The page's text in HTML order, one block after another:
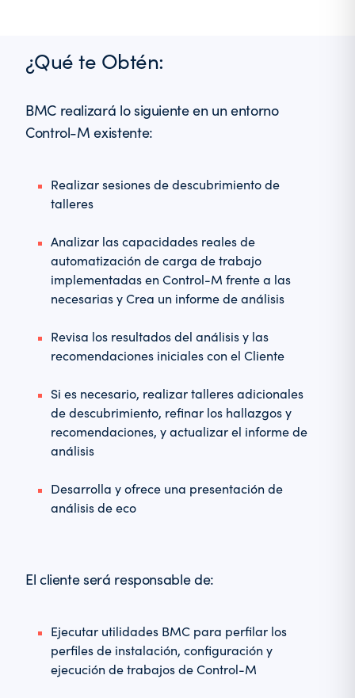
¿Qué te Obtén:
BMC realizará lo siguiente en un entorno
Control-M existente:
Realizar sesiones de descubrimiento de
talleres
Analizar las capacidades reales de
automatización de carga de trabajo
implementadas en Control-M frente a las
necesarias y Crea un informe de análisis
Revisa los resultados del análisis y las
recomendaciones iniciales con el Cliente
Si es necesario, realizar talleres adicionales
de descubrimiento, refinar los hallazgos y
recomendaciones, y actualizar el informe de
análisis
Desarrolla y ofrece una presentación de
análisis de eco
El cliente será responsable de:
Ejecutar utilidades BMC para perfilar los
perfiles de instalación, configuración y
ejecución de trabajos de Control-M